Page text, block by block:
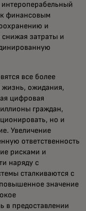
финансовым
и
затраты и
все более
жизнь, ожидания,
цифровая
граждан,
но и
Увеличение
ответственность
рисками и
наряду с
сталкиваются с
значение
в предоставлении